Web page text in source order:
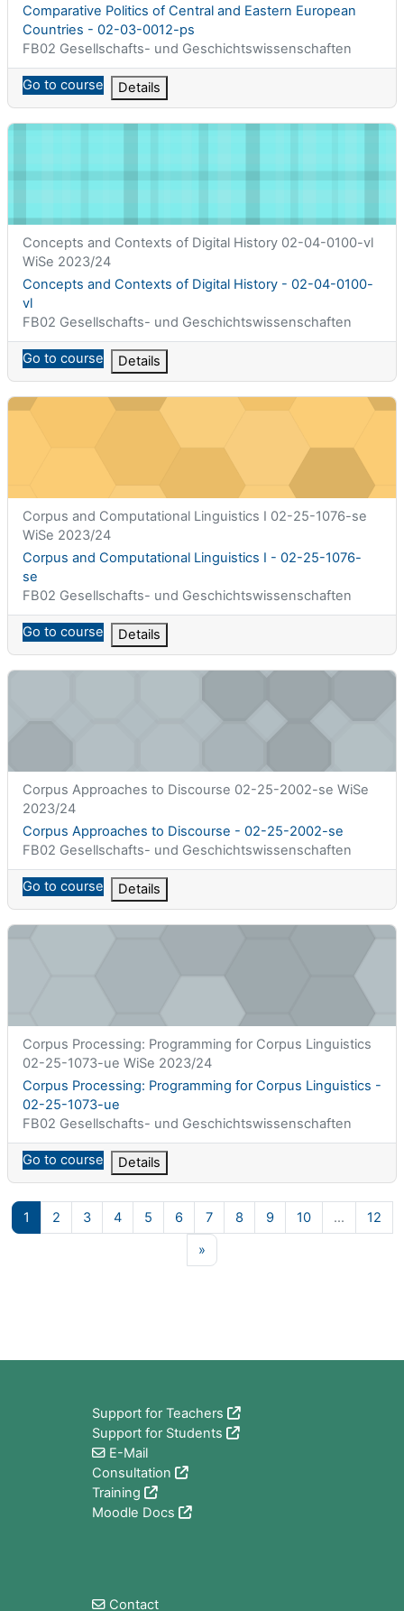
Titolo del corso
Comparative Politics of Central and Eastern European
Countries - 02-03-0012-ps
Categoria di corsi
FB02 Gesellschafts- und Geschichtswissenschaften
Go to course Details
Concepts and Contexts of Digital History - 02-04-0100-vl
Titolo abbreviato del corso
Concepts and Contexts of Digital History 02-04-0100-vl
WiSe 2023/24
Titolo del corso
Concepts and Contexts of Digital History - 02-04-0100-
vl
Categoria di corsi
FB02 Gesellschafts- und Geschichtswissenschaften
Go to course Details
Corpus and Computational Linguistics I - 02-25-1076-se
Titolo abbreviato del corso
Corpus and Computational Linguistics I 02-25-1076-se
WiSe 2023/24
Titolo del corso
Corpus and Computational Linguistics I - 02-25-1076-
se
Categoria di corsi
FB02 Gesellschafts- und Geschichtswissenschaften
Go to course Details
Corpus Approaches to Discourse - 02-25-2002-se
Titolo abbreviato del corso
Corpus Approaches to Discourse 02-25-2002-se WiSe
2023/24
Titolo del corso
Corpus Approaches to Discourse - 02-25-2002-se
Categoria di corsi
FB02 Gesellschafts- und Geschichtswissenschaften
Go to course Details
Corpus Processing: Programming for Corpus Linguistics - 02-
Titolo abbreviato del corso
Corpus Processing: Programming for Corpus Linguistics
02-25-1073-ue WiSe 2023/24
Titolo del corso
Corpus Processing: Programming for Corpus Linguistics -
02-25-1073-ue
Categoria di corsi
FB02 Gesellschafts- und Geschichtswissenschaften
Go to course Details
1 Pagina 1
2Pagina 2
3Pagina 3
4Pagina 4
5Pagina 5
6Pagina 6
7Pagina 7
8Pagina 8
9Pagina 9
10Pagina 10
… 12
»Pagina successiva
Support for Teachers
Support for Students
E-Mail
Consultation
Training
Moodle Docs
Contact